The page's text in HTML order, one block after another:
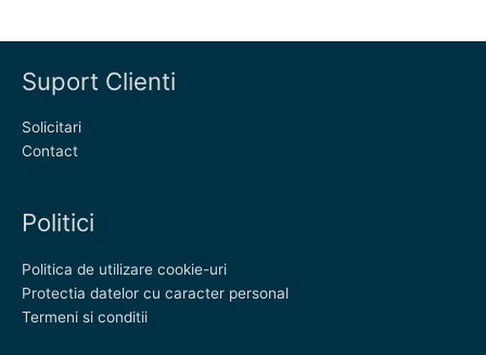
Suport Clienti
Solicitari
Contact
Politici
Politica de utilizare cookie-uri
Protectia datelor cu caracter personal
Termeni si conditii